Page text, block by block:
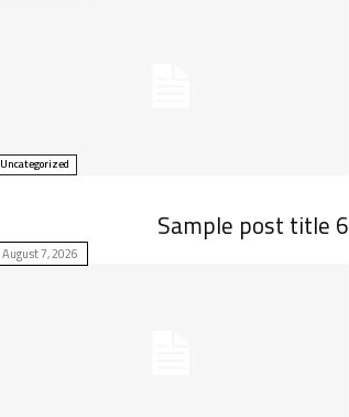
Uncategorized
Sample post title 6
August 7, 2026